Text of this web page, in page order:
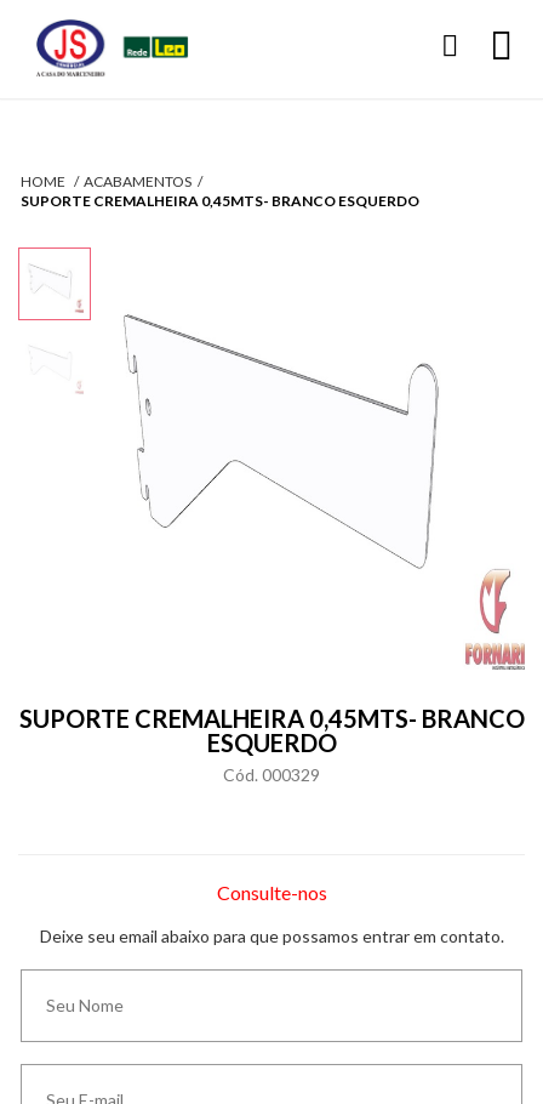
HOME
ACABAMENTOS
SUPORTE CREMALHEIRA 0,45MTS- BRANCO ESQUERDO
SUPORTE CREMALHEIRA 0,45MTS- BRANCO
ESQUERDO
Cód. 000329
Consulte-nos
Deixe seu email abaixo para que possamos entrar em contato.